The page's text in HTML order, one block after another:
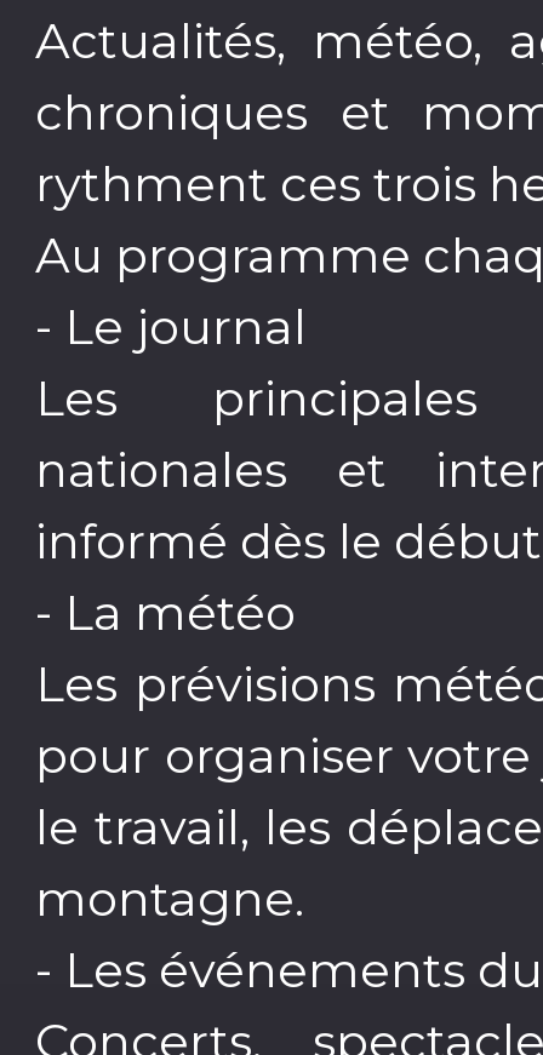
Actualités, météo,
chroniques et
rythment ces trois
Au programme
- Le journal
Les principales
nationales et
informé dès le
- La météo
Les prévisions
pour organiser
le travail, les
montagne.
- Les événements
Concerts,